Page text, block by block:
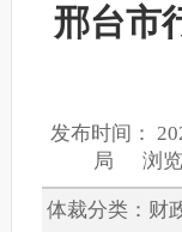
邢台市
发布时间：
局 浏览
体裁分类：财